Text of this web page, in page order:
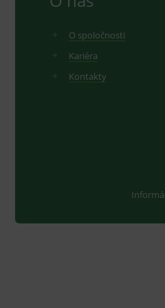
O spoločnosti
Kariéra
Kontakty